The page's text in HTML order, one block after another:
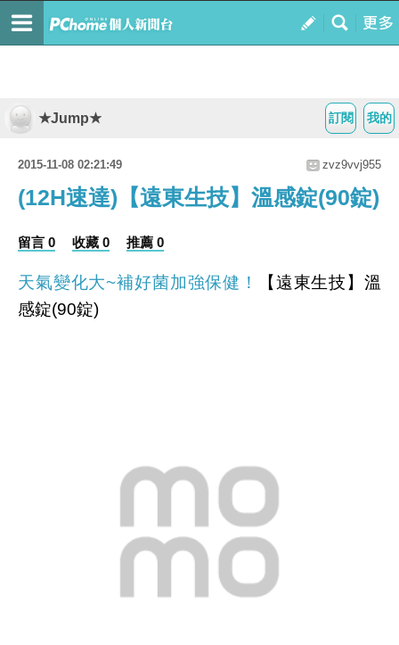
我的
訂閱
★Jump★
2015-11-08 02:21:49 zvz9vvj955
(12H速達)【遠東生技】溫感錠(90錠)
留言 0 收藏 0 推薦 0
天氣變化大~補好菌加強保健！
【遠東生技】溫
感錠(90錠)